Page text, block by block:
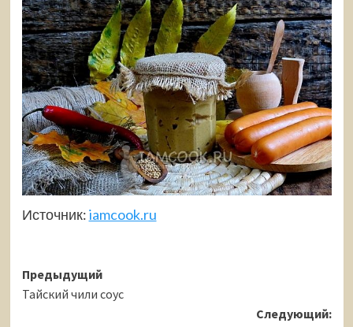
Источник:iamcook.ru
Навигация
записи
Предыдущий
Тайский чили соус
Следующий: